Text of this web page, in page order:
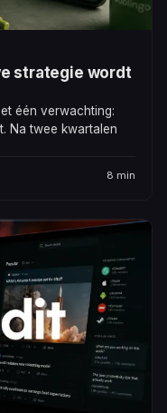
strategie wordt
één verwachting:
Na twee kwartalen
8 min